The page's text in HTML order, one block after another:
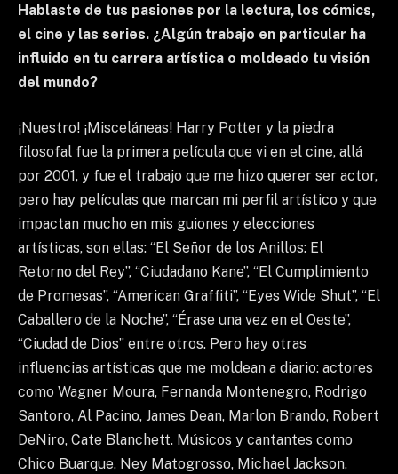
Hablaste de tus pasiones por la lectura, los cómics,
el cine y las series. ¿Algún trabajo en particular ha
influido en tu carrera artística o moldeado tu visión
del mundo?
¡Nuestro! ¡Misceláneas! Harry Potter y la piedra
filosofal fue la primera película que vi en el cine, allá
por 2001, y fue el trabajo que me hizo querer ser actor,
pero hay películas que marcan mi perfil artístico y que
impactan mucho en mis guiones y elecciones
artísticas, son ellas: “El Señor de los Anillos: El
Retorno del Rey”, “Ciudadano Kane”, “El Cumplimiento
de Promesas”, “American Graffiti”, “Eyes Wide Shut”, “El
Caballero de la Noche”, “Érase una vez en el Oeste”,
“Ciudad de Dios” entre otros. Pero hay otras
influencias artísticas que me moldean a diario: actores
como Wagner Moura, Fernanda Montenegro, Rodrigo
Santoro, Al Pacino, James Dean, Marlon Brando, Robert
DeNiro, Cate Blanchett. Músicos y cantantes como
Chico Buarque, Ney Matogrosso, Michael Jackson,